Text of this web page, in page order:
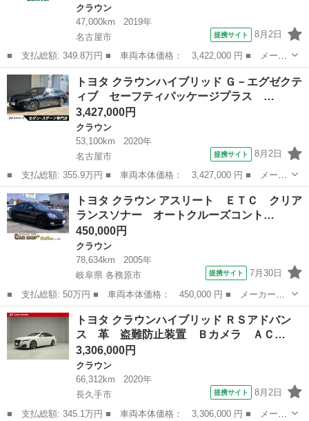
クラウン
47,000km
2019年
名古屋市
提携サイト 8月2日
■ 支払総額: 349.8万円 ■ 車両本体価格： 3,422,000 円 ■ メーカ
ー名： トヨタ ■ 車種名： クラウンハイブリッド ■ グレード
名： ＲＳアドバンス 禁煙車 １００Ｖ充電 純正ナビ ＢＴ 全
周囲カメラ...
愛知 名古屋市 クラウン
トヨタ クラウンハイブリッド Ｇ－エグゼクテ
ィブ セーフティパッケージプラス …
3,427,000円
クラウン
53,100km
2020年
名古屋市
提携サイト 8月2日
■ 支払総額: 355.9万円 ■ 車両本体価格： 3,427,000 円 ■ メーカ
ー名： トヨタ ■ 車種名： クラウンハイブリッド ■ グレード
名： Ｇ－エグゼクティブ セーフティパッケージプラス ブライン
ドスポット...
愛知 名古屋市 クラウン
トヨタ クラウン アスリート ＥＴＣ クリア
ランスソナー オートクルーズコント…
450,000円
クラウン
78,634km
2005年
岐阜県 各務原市
提携サイト 7月30日
■ 支払総額: 50万円 ■ 車両本体価格： 450,000 円 ■ メーカー
名： トヨタ ■ 車種名： クラウン ■ グレード名： アスリー
ト ＥＴＣ クリアランスソナー オートクルーズコントロール バ
ックカメラ ナビ ...
岐阜 各務原市 クラウン
トヨタ クラウンハイブリッド ＲＳアドバン
ス 革 盗難防止装置 Ｂカメラ ＡＣ…
3,306,000円
クラウン
66,312km
2020年
長久手市
提携サイト 8月2日
■ 支払総額: 345.1万円 ■ 車両本体価格： 3,306,000 円 ■ メーカ